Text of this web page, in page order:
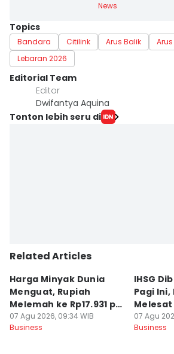
News
Topics
Bandara Citilink Arus Balik
Lebaran 2026
Editorial Team
Editor
Dwifantya Aquina
Tonton lebih seru di
Related Articles
Harga Minyak Dunia
Menguat, Rupiah
Melemah ke Rp17.931 per
Dolar AS
07 Agu 2026, 09:34 WIB
Business
IHSG
Pagi Ini,
Melesat
07 Agu
Business